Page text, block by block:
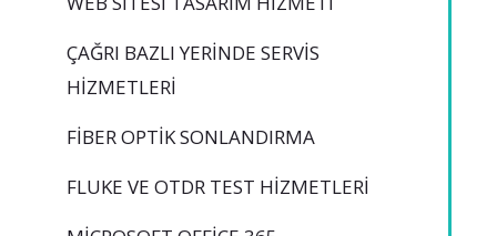
ÇAĞRI BAZLI YERINDE SERVIS
HIZMETLERI
FIBER OPTIK SONLANDIRMA
FLUKE VE OTDR TEST HIZMETLERI